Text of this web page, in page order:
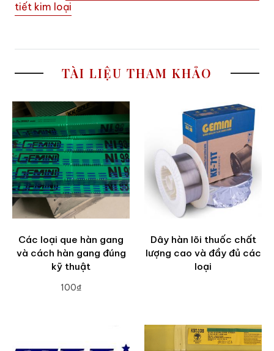
tiết kim loại
TÀI LIỆU THAM KHẢO
Các loại que hàn gang
và cách hàn gang đúng
kỹ thuật
100₫
Dây hàn lõi thuốc chất
lượng cao và đầy đủ các
loại